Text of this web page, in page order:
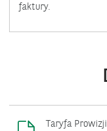
faktury.
Taryfa